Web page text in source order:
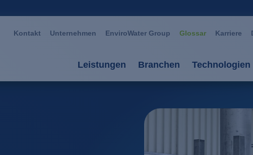
Kontakt Unternehmen EnviroWater Group Glossar Karriere
Leistungen
Beratung & Planung
Branchen
Bergbau /
Technologien